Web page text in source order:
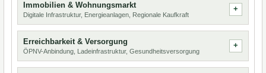
Immobilien & Wohnungsmarkt
Digitale Infrastruktur, Energieanlagen, Regionale Kaufkraft
Erreichbarkeit & Versorgung
ÖPNV-Anbindung, Ladeinfrastruktur, Gesundheitsversorgung